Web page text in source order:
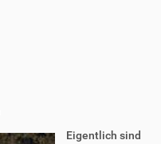
Eigentlich sind